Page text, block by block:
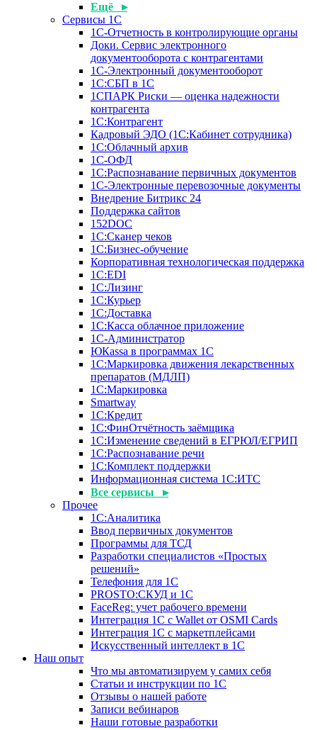
Ещё ▸
Сервисы 1С
1С-Отчетность в контролирующие органы
Доки. Сервис электронного
документооборота с контрагентами
1С-Электронный документооборот
1С:СБП в 1С
1СПАРК Риски — оценка надежности
контрагента
1С:Контрагент
Кадровый ЭДО (1С:Кабинет сотрудника)
1С:Облачный архив
1С-ОФД
1С:Распознавание первичных документов
1С-Электронные перевозочные документы
Внедрение Битрикс 24
Поддержка сайтов
152DOC
1С:Сканер чеков
1С:Бизнес-обучение
Корпоративная технологическая поддержка
1С:ЕDI
1С:Лизинг
1С:Курьер
1С:Доставка
1С:Касса облачное приложение
1С-Администратор
ЮКаssа в программах 1С
1С:Маркировка движения лекарственных
препаратов (МДЛП)
1С:Маркировка
Smartway
1С:Кредит
1С:ФинОтчётность заёмщика
1С:Изменение сведений в ЕГРЮЛ/ЕГРИП
1С:Распознавание речи
1С:Комплект поддержки
Информационная система 1С:ИТС
Все сервисы ▸
Прочее
1С:Аналитика
Ввод первичных документов
Программы для ТСД
Разработки специалистов «Простых
решений»
Телефония для 1С
PROSTO:СКУД и 1С
FaceReg: учет рабочего времени
Интеграция 1С с Wallet от OSMI Cards
Интеграция 1С с маркетплейсами
Искусственный интеллект в 1С
Наш опыт
Что мы автоматизируем у самих себя
Статьи и инструкции по 1С
Отзывы о нашей работе
Записи вебинаров
Наши готовые разработки